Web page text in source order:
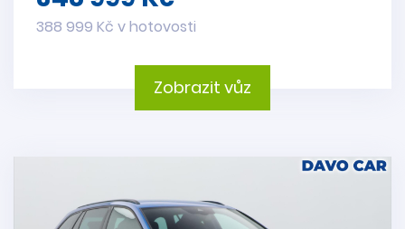
388 999 Kč v hotovosti
Zobrazit vůz